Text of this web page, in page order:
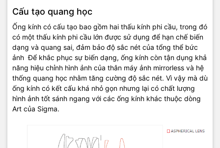
Cấu tạo quang học
Ống kính có cấu tạo bao gồm hai thấu kính phi cầu, trong đó
có một thấu kính phi cầu lớn được sử dụng để hạn chế biến
dạng và quang sai, đảm bảo độ sắc nét của tổng thể bức
ảnh Để khắc phục sự biến dạng, ống kính còn tận dụng khả
năng hiệu chỉnh hình ảnh của thân máy ảnh mirrorless và hệ
thống quang học nhằm tăng cường độ sắc nét. Vì vậy mà dù
ống kính có kết cấu khá nhỏ gọn nhưng lại có chất lượng
hình ảnh tốt sánh ngang với các ống kính khác thuộc dòng
Art của Sigma.